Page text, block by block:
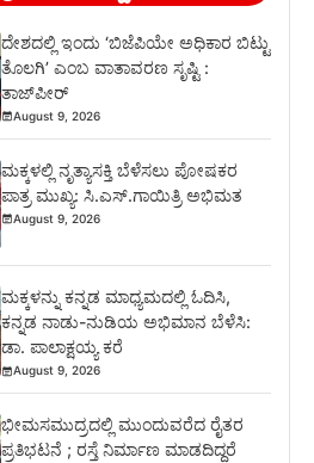
ದೇಶದಲ್ಲಿ ಇಂದು ‘ಬಿಜೆಪಿಯೇ ಅಧಿಕಾರ ಬಿಟ್ಟು
ತೊಲಗಿ’ ಎಂಬ ವಾತಾವರಣ ಸೃಷ್ಟಿ :
ತಾಜ್‌ಪೀರ್
August 9, 2026
ಮಕ್ಕಳಲ್ಲಿ ನೃತ್ಯಾಸಕ್ತಿ ಬೆಳೆಸಲು ಪೋಷಕರ
ಪಾತ್ರ ಮುಖ್ಯ: ಸಿ.ಎಸ್.ಗಾಯಿತ್ರಿ ಅಭಿಮತ
August 9, 2026
ಮಕ್ಕಳನ್ನು ಕನ್ನಡ ಮಾಧ್ಯಮದಲ್ಲಿ ಓದಿಸಿ,
ಕನ್ನಡ ನಾಡು-ನುಡಿಯ ಅಭಿಮಾನ ಬೆಳೆಸಿ:
ಡಾ. ಪಾಲಾಕ್ಷಯ್ಯ ಕರೆ
August 9, 2026
ಭೀಮಸಮುದ್ರದಲ್ಲಿ ಮುಂದುವರೆದ ರೈತರ
ಪ್ರತಿಭಟನೆ ; ರಸ್ತೆ ನಿರ್ಮಾಣ ಮಾಡದಿದ್ದರೆ